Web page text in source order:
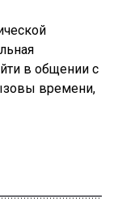
в общении с
времени,